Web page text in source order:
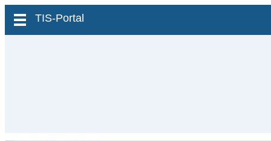
zum Inhalt wechseln
TIS-Portal